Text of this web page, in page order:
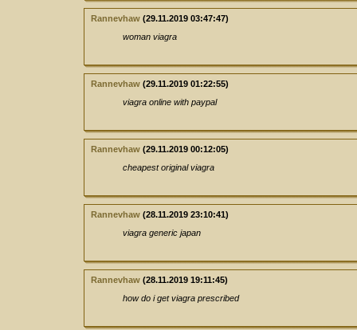
Rannevhaw (29.11.2019 03:47:47)
woman viagra
Rannevhaw (29.11.2019 01:22:55)
viagra online with paypal
Rannevhaw (29.11.2019 00:12:05)
cheapest original viagra
Rannevhaw (28.11.2019 23:10:41)
viagra generic japan
Rannevhaw (28.11.2019 19:11:45)
how do i get viagra prescribed